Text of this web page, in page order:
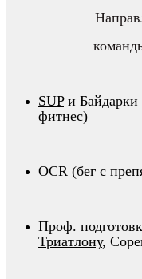
SUPи Байдарки
фитнес)
OCR (бег с
Проф.
Триатлону,